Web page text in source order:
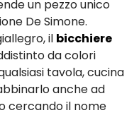
un pezzo unico
De Simone.
il bicchiere
da colori
tavola, cucina
anche ad
cercando il nome